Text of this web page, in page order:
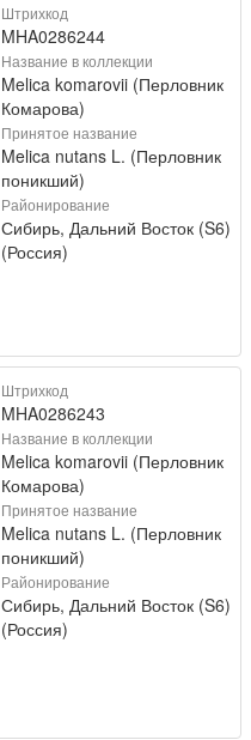
Штрихкод
MHA0286244
Название в коллекции
Melica komarovii (Перловник
Комарова)
Принятое название
Melica nutans L. (Перловник
поникший)
Районирование
Сибирь, Дальний Восток (S6)
(Россия)
Штрихкод
MHA0286243
Название в коллекции
Melica komarovii (Перловник
Комарова)
Принятое название
Melica nutans L. (Перловник
поникший)
Районирование
Сибирь, Дальний Восток (S6)
(Россия)